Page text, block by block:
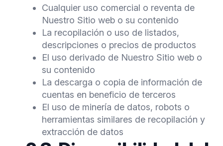
Cualquier uso comercial o reventa de
Nuestro Sitio web o su contenido
La recopilación o uso de listados,
descripciones o precios de productos
El uso derivado de Nuestro Sitio web o
su contenido
La descarga o copia de información de
cuentas en beneficio de terceros
El uso de minería de datos, robots o
herramientas similares de recopilación y
extracción de datos